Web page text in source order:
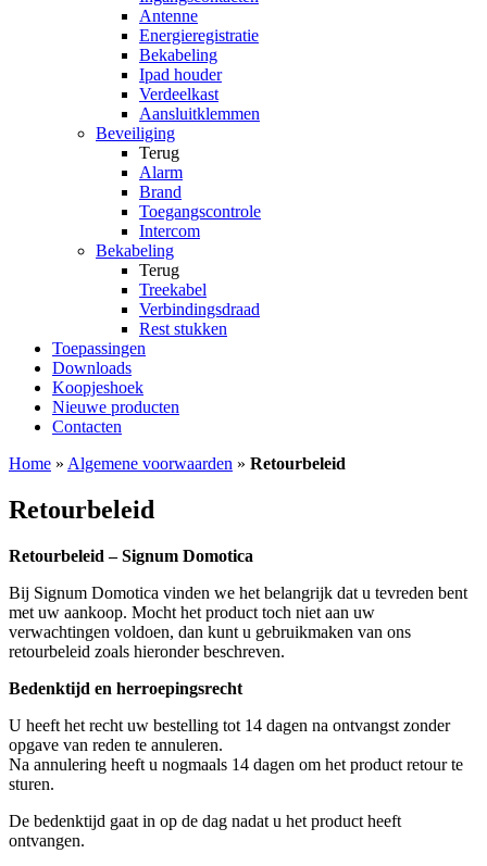
Antenne
Energieregistratie
Bekabeling
Ipad houder
Verdeelkast
Aansluitklemmen
Beveiliging
Terug
Alarm
Brand
Toegangscontrole
Intercom
Bekabeling
Terug
Treekabel
Verbindingsdraad
Rest stukken
Toepassingen
Downloads
Koopjeshoek
Nieuwe producten
Contacten
Home » Algemene voorwaarden » Retourbeleid
Retourbeleid
Retourbeleid – Signum Domotica
Bij Signum Domotica vinden we het belangrijk dat u tevreden bent
met uw aankoop. Mocht het product toch niet aan uw
verwachtingen voldoen, dan kunt u gebruikmaken van ons
retourbeleid zoals hieronder beschreven.
Bedenktijd en herroepingsrecht
U heeft het recht uw bestelling tot 14 dagen na ontvangst zonder
opgave van reden te annuleren.
Na annulering heeft u nogmaals 14 dagen om het product retour te
sturen.
De bedenktijd gaat in op de dag nadat u het product heeft
ontvangen.